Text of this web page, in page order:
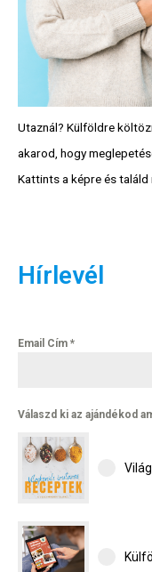
Utaznál? Külföldre
akarod, hogy
Kattints a képre és
Hírlevél
Email Cím *
Válaszd ki az ajándékod